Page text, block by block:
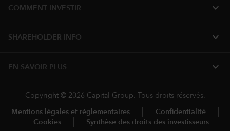
COMMENT INVESTIR expand_more
SHAREHOLDER INFO expand_more
EN SAVOIR PLUS expand_more
Copyright © 2026 Capital Group. Tous droits réservés.
Mentions légales et réglementaires
Confidentialité
Cookies
Synthèse des droits des investisseurs